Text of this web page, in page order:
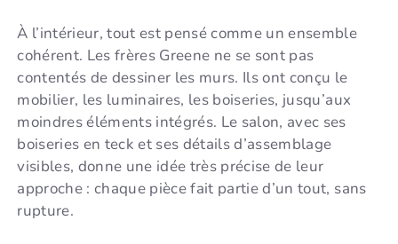
À l’intérieur, tout est pensé comme un ensemble
cohérent. Les frères Greene ne se sont pas
contentés de dessiner les murs. Ils ont conçu le
mobilier, les luminaires, les boiseries, jusqu’aux
moindres éléments intégrés. Le salon, avec ses
boiseries en teck et ses détails d’assemblage
visibles, donne une idée très précise de leur
approche : chaque pièce fait partie d’un tout, sans
rupture.